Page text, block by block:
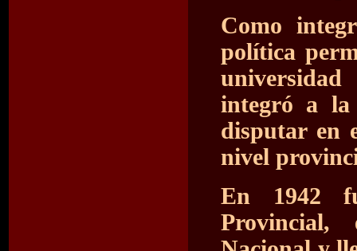
Como
política
integró a
disputar en
nivel
En 1942
Provincial,